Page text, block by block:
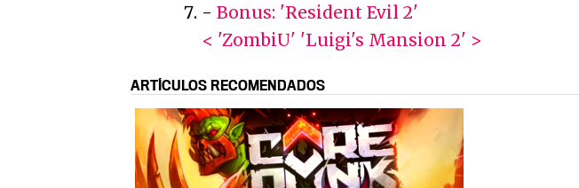
- Bonus: 'Resident Evil 2'
< 'ZombiU' 'Luigi's Mansion 2' >
ARTÍCULOS RECOMENDADOS